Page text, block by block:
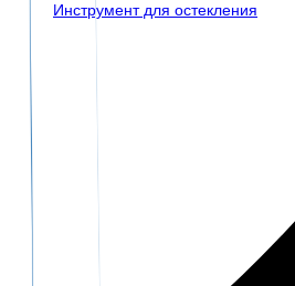
Инструмент для остекления